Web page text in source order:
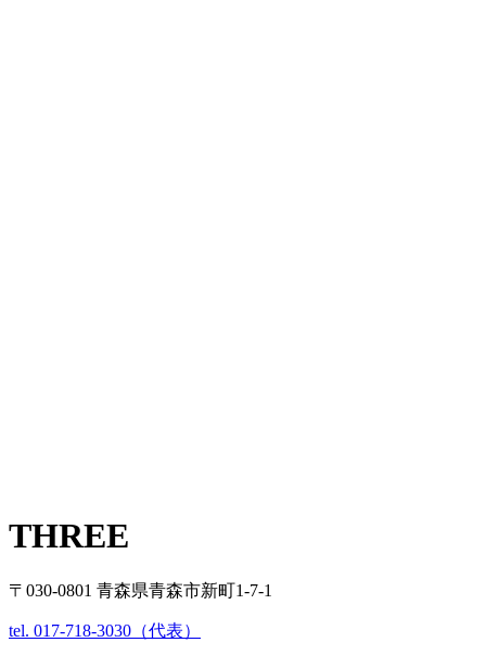
THREE
〒030-0801 青森県青森市新町1-7-1
tel. 017-718-3030（代表）